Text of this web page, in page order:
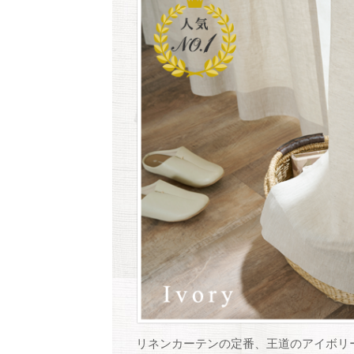
リネンカーテンの定番、王道のアイボリ